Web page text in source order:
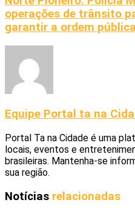
operações de trânsito
garantir a ordem pública
Equipe Portal ta na
Portal Ta na Cidade é uma
locais, eventos e
brasileiras. Mantenha-se
sua região.
Notícias relacionadas